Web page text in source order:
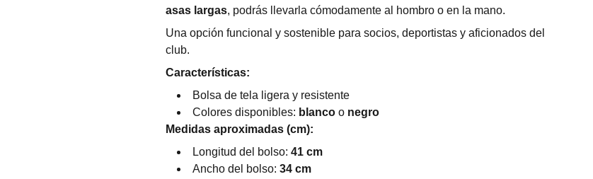
asas largas, podrás llevarla cómodamente al hombro o en la mano.
Una opción funcional y sostenible para socios, deportistas y aficionados del
club.
Características:
Bolsa de tela ligera y resistente
Colores disponibles: blanco o negro
Medidas aproximadas (cm):
Longitud del bolso: 41 cm
Ancho del bolso: 34 cm